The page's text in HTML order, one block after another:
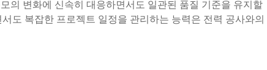
의 변화에 신속히 대응하면서도 일관된 품질 기준을 유지할
도 복잡한 프로젝트 일정을 관리하는 능력은 전력 공사와의